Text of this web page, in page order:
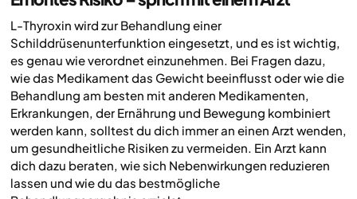
L-Thyroxin wird zur Behandlung einer
Schilddrüsenunterfunktion eingesetzt, und es ist wichtig,
es genau wie verordnet einzunehmen. Bei Fragen dazu,
wie das Medikament das Gewicht beeinflusst oder wie die
Behandlung am besten mit anderen Medikamenten,
Erkrankungen, der Ernährung und Bewegung kombiniert
werden kann, solltest du dich immer an einen Arzt wenden,
um gesundheitliche Risiken zu vermeiden. Ein Arzt kann
dich dazu beraten, wie sich Nebenwirkungen reduzieren
lassen und wie du das bestmögliche